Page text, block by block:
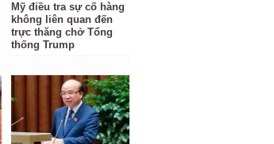
Mỹ điều tra sự cố hàng
không liên quan đến
trực thăng chở Tổng
thống Trump